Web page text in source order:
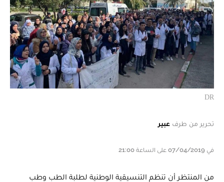
DR
تحرير من طرف عبير
في 07/04/2019 على الساعة 21:00
من المنتظر أن تنظم التنسيقية الوطنية لطلبة الطب وطب